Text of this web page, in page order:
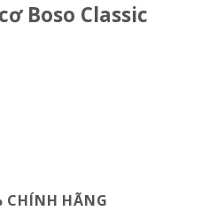
Boso Classic
CHÍNH HÃNG